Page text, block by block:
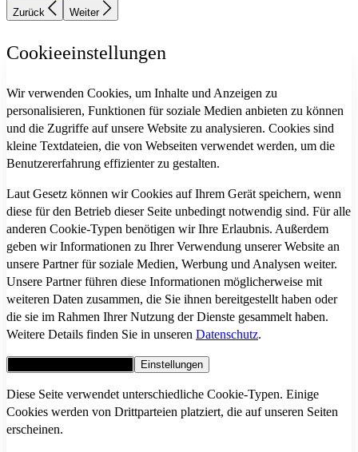
Zurück Weiter
Cookieeinstellungen
Wir verwenden Cookies, um Inhalte und Anzeigen zu
personalisieren, Funktionen für soziale Medien anbieten zu können
und die Zugriffe auf unsere Website zu analysieren. Cookies sind
kleine Textdateien, die von Webseiten verwendet werden, um die
Benutzererfahrung effizienter zu gestalten.
Laut Gesetz können wir Cookies auf Ihrem Gerät speichern, wenn
diese für den Betrieb dieser Seite unbedingt notwendig sind. Für alle
anderen Cookie-Typen benötigen wir Ihre Erlaubnis. Außerdem
geben wir Informationen zu Ihrer Verwendung unserer Website an
unsere Partner für soziale Medien, Werbung und Analysen weiter.
Unsere Partner führen diese Informationen möglicherweise mit
weiteren Daten zusammen, die Sie ihnen bereitgestellt haben oder
die sie im Rahmen Ihrer Nutzung der Dienste gesammelt haben.
Weitere Details finden Sie in unseren Datenschutz.
Einstellungen
Diese Seite verwendet unterschiedliche Cookie-Typen. Einige
Cookies werden von Drittparteien platziert, die auf unseren Seiten
erscheinen.